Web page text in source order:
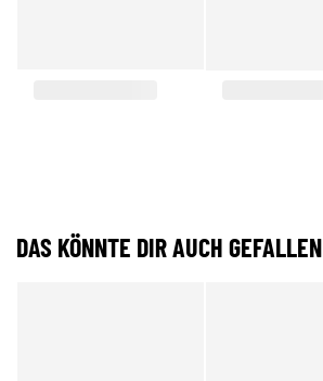
DAS KÖNNTE DIR AUCH GEFALLEN